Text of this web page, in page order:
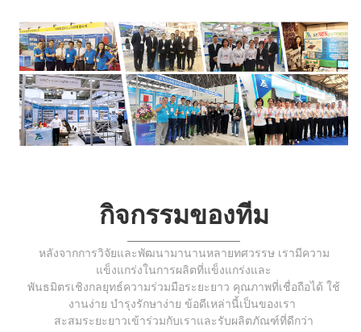
กิจกรรมของทีม
หลังจากการวิจัยและพัฒนามานานหลายทศวรรษ เรามีความ
แข็งแกร่งในการผลิตที่แข็งแกร่งและ
พันธมิตรเชิงกลยุทธ์ความร่วมมือระยะยาว คุณภาพที่เชื่อถือได้ ใช้
งานง่าย บำรุงรักษาง่าย ข้อดีเหล่านี้เป็นของเรา
สะสมระยะยาวเข้าร่วมกับเราและรับผลิตภัณฑ์ที่ดีกว่า